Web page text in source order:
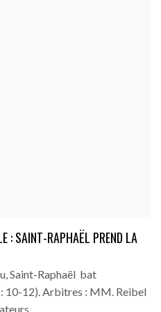
: SAINT-RAPHAËL PREND LA
Saint-Raphaël bat
10-12). Arbitres : MM. Reibel